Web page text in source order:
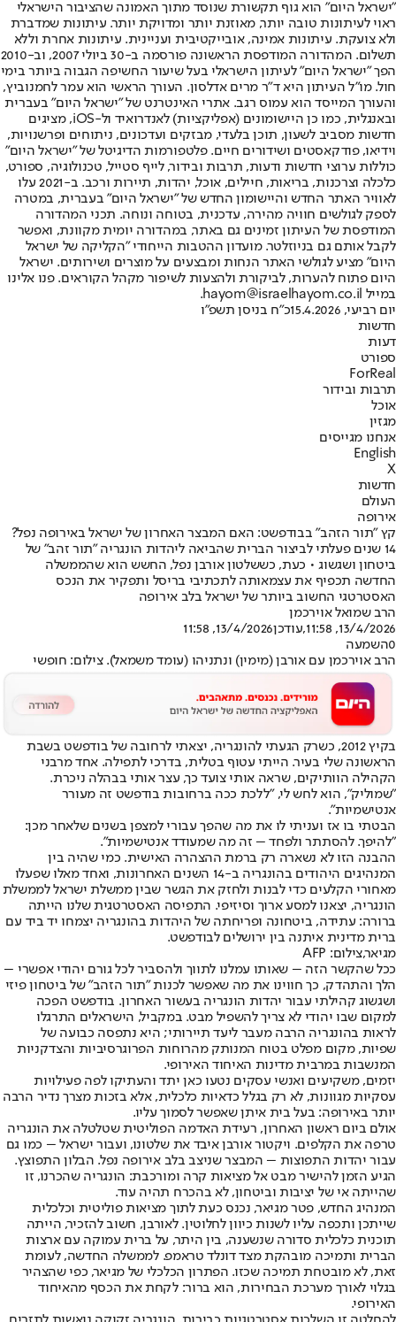
"ישראל היום" הוא גוף תקשורת שנוסד מתוך האמונה שהציבור הישראלי
ראוי לעיתונות טובה יותר, מאוזנת יותר ומדויקת יותר. עיתונות שמדברת
ולא צועקת. עיתונות אמינה, אובייקטיבית ועניינית. עיתונות אחרת וללא
תשלום. המהדורה המודפסת הראשונה פורסמה ב-30 ביולי 2007, וב-2010
הפך "ישראל היום" לעיתון הישראלי בעל שיעור החשיפה הגבוה ביותר בימי
חול. מו"ל העיתון היא ד"ר מרים אדלסון. העורך הראשי הוא עמר לחמנוביץ,
והעורך המייסד הוא עמוס רגב. אתרי האינטרנט של "ישראל היום" בעברית
ובאנגלית, כמו כן היישומונים (אפליקציות) לאנדרואיד ול-iOS, מציגים
חדשות מסביב לשעון, תוכן בלעדי, מבזקים ועדכונים, ניתוחים ופרשנויות,
וידיאו, פודקאסטים ושידורים חיים. פלטפורמות הדיגיטל של "ישראל היום"
כוללות ערוצי חדשות ודעות, תרבות ובידור, לייף סטייל, טכנולוגיה, ספורט,
כלכלה וצרכנות, בריאות, חיילים, אוכל, יהדות, תיירות ורכב. ב-2021 עלו
לאוויר האתר החדש והיישומון החדש של "ישראל היום" בעברית, במטרה
לספק לגולשים חוויה מהירה, עדכנית, בטוחה ונוחה. תכני המהדורה
המודפסת של העיתון זמינים גם באתר, במהדורה יומית מקוונת, ואפשר
לקבל אותם גם בניוזלטר. מועדון ההטבות הייחודי "הקליקה של ישראל
היום" מציע לגולשי האתר הנחות ומבצעים על מוצרים ושירותים. ישראל
היום פתוח להערות, לביקורת ולהצעות לשיפור מקהל הקוראים. פנו אלינו
במייל hayom@israelhayom.co.il.
יום רביעי, 15.4.2026
כ"ח בניסן תשפ"ו
חדשות
דעות
ספורט
ForReal
תרבות ובידור
אוכל
מגזין
אנחנו מגייסים
English
X
חדשות
העולם
אירופה
קץ "תור הזהב" בבודפשט: האם המבצר האחרון של ישראל באירופה נפל?
14 שנים פעלתי לביצור הברית שהביאה ליהדות הונגריה "תור זהב" של
ביטחון ושגשוג • כעת, כששלטון אורבן נפל, החשש הוא שהממשלה
החדשה תכפיף את עצמאותה לתכתיבי בריסל ותפקיר את הנכס
האסטרטגי החשוב ביותר של ישראל בלב אירופה
הרב שמואל אוירכמן
13/4/2026, 11:58
,עודכן13/4/2026, 11:58
0השמעה
הרב אוירכמן עם אורבן (מימין) ונתניהו (עומד משמאל). צילום: חופשי
בקיץ 2012, כשרק הגעתי להונגריה, יצאתי לרחובה של בודפשט בשבת
הראשונה שלי בעיר. הייתי עטוף בטלית, בדרכי לתפילה. אחד מרבני
הקהילה הוותיקים, שראה אותי צועד כך, עצר אותי בבהלה ניכרת.
"שמוליק", הוא לחש לי, "ללכת ככה ברחובות בודפשט זה מעורר
אנטישמיות".
הבטתי בו אז ועניתי לו את מה שהפך עבורי למצפן בשנים שלאחר מכן:
"להיפך. להסתתר ולפחד – זה מה שמעודד אנטישמיות".
ההבנה הזו לא נשארה רק ברמת ההצהרה האישית. כמי שהיה בין
המנהיגים היהודים בהונגריה ב-14 השנים האחרונות, ואחד מאלו שפעלו
מאחורי הקלעים כדי לבנות ולחזק את הגשר שבין ממשלת ישראל לממשלת
הונגריה, יצאנו למסע ארוך וסיזיפי. התפיסה האסטרטגית שלנו הייתה
ברורה: עתידה, ביטחונה ופריחתה של היהדות בהונגריה יצמחו יד ביד עם
ברית מדינית איתנה בין ירושלים לבודפשט.
מגיאר,צילום: AFP
ככל שהקשר הזה – שאותו עמלנו לתווך ולהסביר לכל גורם יהודי אפשרי –
הלך והתהדק, כך חווינו את מה שאפשר לכנות "תור הזהב" של ביטחון פיזי
ושגשוג קהילתי עבור יהדות הונגריה בעשור האחרון. בודפשט הפכה
למקום שבו יהודי לא צריך להשפיל מבט. במקביל, הישראלים התרגלו
לראות בהונגריה הרבה מעבר ליעד תיירותי; היא נתפסה כבועה של
שפיות, מקום מפלט בטוח המנותק מהרוחות הפרוגרסיביות והצדקניות
המנשבות במרבית מדינות האיחוד האירופי.
יזמים, משקיעים ואנשי עסקים נטעו כאן יתד והעתיקו לפה פעילויות
עסקיות מגוונות, לא רק בגלל כדאיות כלכלית, אלא בזכות מצרך נדיר הרבה
יותר באירופה: בעל בית איתן שאפשר לסמוך עליו.
אולם ביום ראשון האחרון, רעידת האדמה הפוליטית שטלטלה את הונגריה
טרפה את הקלפים. ויקטור אורבן איבד את שלטונו, ועבור ישראל – כמו גם
עבור יהדות התפוצות – המבצר שניצב בלב אירופה נפל. הבלון התפוצץ.
הגיע הזמן להישיר מבט אל מציאות קרה ומורכבת: הונגריה שהכרנו, זו
שהייתה אי של יציבות וביטחון, לא בהכרח תהיה עוד.
המנהיג החדש, פטר מגיאר, נכנס כעת לתוך מציאות פוליטית וכלכלית
שייתכן ותכפה עליו לשנות כיוון לחלוטין. לאורבן, חשוב להזכיר, הייתה
תוכנית כלכלית סדורה שנשענה, בין היתר, על ברית עמוקה עם ארצות
הברית ותמיכה מובהקת מצד דונלד טראמפ. לממשלה החדשה, לעומת
זאת, לא מובטחת תמיכה שכזו. הפתרון הכלכלי של מגיאר, כפי שהצהיר
בגלוי לאורך מערכת הבחירות, הוא ברור: לקחת את הכסף מהאיחוד
האירופי.